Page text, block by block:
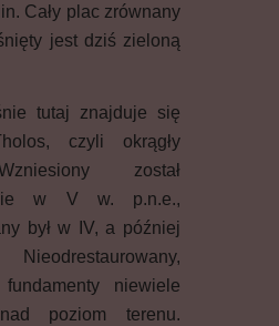
Cały plac zrównany
jest dziś zieloną
tutaj znajduje się
czyli okrągły
został
w V w. p.n.e.,
był w IV, a później
niewiele
poziom terenu.